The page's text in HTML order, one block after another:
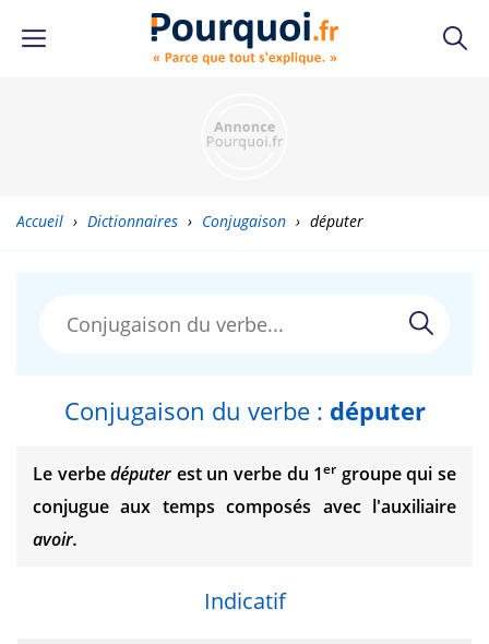
Accueil › Dictionnaires › Conjugaison › députer
Conjugaison du verbe : députer
Le verbedéputer est un verbe du 1er groupe qui se
conjugue aux temps composés avec l'auxiliaire
avoir.
Indicatif